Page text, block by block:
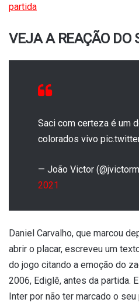
partida
VEJA A REAÇÃO DO
Saci com certeza é um
colorados vivo
— João Victor
2021
Daniel Carvalho, que marcou
abrir o placar, escreveu um
do jogo citando a emoção do
2006, Ediglê, antes da partida.
Inter por não ter marcado o